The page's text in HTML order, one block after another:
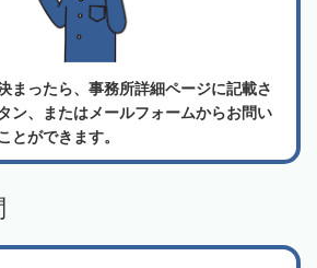
まったら、事務所詳細ページに記載さ
ン、またはメールフォームからお問い
とができます。